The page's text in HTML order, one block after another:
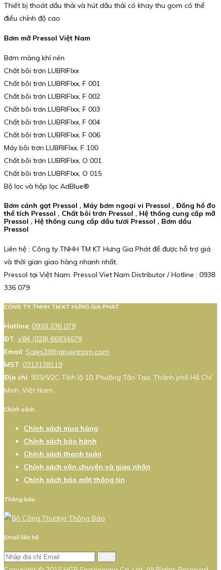
Thiết bị thoát dầu thải và hút dầu thải có khay thu gom có thể
điều chỉnh độ cao
Bơm mỡ Pressol Việt Nam
Bơm màng khí nén
Chất bôi trơn LUBRIFIxx
Chất bôi trơn LUBRIFIxx, F 001
Chất bôi trơn LUBRIFIxx, F 002
Chất bôi trơn LUBRIFIxx, F 003
Chất bôi trơn LUBRIFIxx, F 004
Chất bôi trơn LUBRIFIxx, F 006
Máy bôi trơn LUBRIFIxx, F 100
Chất bôi trơn LUBRIFIxx, O 001
Chất bôi trơn LUBRIFIxx, O 015
Bộ lọc và hộp lọc AdBlue®
Bơm cánh gạt Pressol , Máy bơm ngoại vi Pressol , Đồng hồ đo
thể tích Pressol , Chất bôi trơn Pressol , Hệ thống cung cấp mỡ
Pressol , Hệ thống cung cấp dầu tươi Pressol , Bơm dầu
Pressol
Liên hệ : Công ty TNHH TM KT Hưng Gia Phát để được hỗ trợ giá
và thời gian giao hàng nhanh nhất.
Pressol tại Việt Nam. Pressol Viet Nam Distributor / Hotline : 0938
336 079
CÔNG TY TNHH TM KT HƯNG GIA PHÁT
Hotline: 0938 336 079
ĐT: +84 (028) 66834679
Email: Sales2@hgpvietnam.com
MST: 0313138119
Địa chỉ: 933/5/2C Tỉnh lộ 10, Phường Tân Tạo, Thành phố Hồ Chí
Minh, Việt Nam.
Chính sách
Chính sách mua hàng
Chính sách bảo hành
Chính sách thanh toán
Chính sách vận chuyển và giao nhận
Chính sách bảo mật thông tin
Thông báo
Email liên hệ